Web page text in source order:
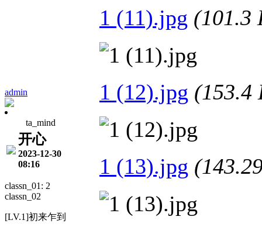
admin
ta_mind
开心
2023-12-30
08:16
classn_01: 2
classn_02
[LV.1]初来乍到
1 (11).jpg (101.3
1 (12).jpg (153.4
1 (13).jpg